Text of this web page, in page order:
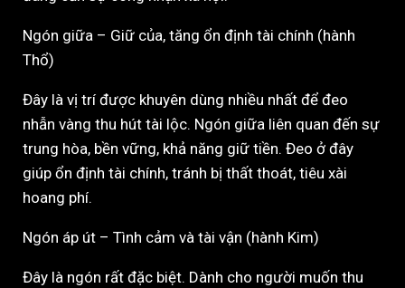
Ngón giữa – Giữ của, tăng ổn định tài chính (hành
Thổ)
Đây là vị trí được khuyên dùng nhiều nhất để đeo
nhẫn vàng thu hút tài lộc. Ngón giữa liên quan đến sự
trung hòa, bền vững, khả năng giữ tiền. Đeo ở đây
giúp ổn định tài chính, tránh bị thất thoát, tiêu xài
hoang phí.
Ngón áp út – Tình cảm và tài vận (hành Kim)
Đây là ngón rất đặc biệt. Dành cho người muốn thu